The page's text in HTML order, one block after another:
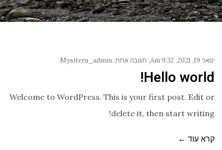
ינואר 19, 2021 9:32 Am תגובה אחת Mysiteru_admin
Hello world!
Welcome to WordPress. This is your first post. Edit or
delete it, then start writing!
קרא עוד ←